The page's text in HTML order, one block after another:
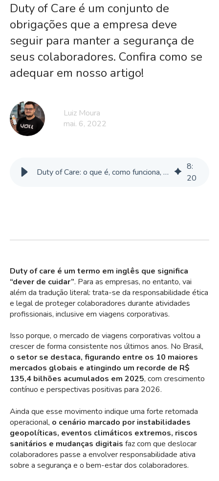
Duty of Care é um conjunto de
obrigações que a empresa deve
seguir para manter a segurança de
seus colaboradores. Confira como se
adequar em nosso artigo!
Luiz Moura
mai. 6, 2022
Duty of Care: o que é, como funciona, importância e exemplos
8:
20
Duty of care é um termo em inglês que significa
“dever de cuidar”. Para as empresas, no entanto, vai
além da tradução literal: trata-se da responsabilidade ética
e legal de proteger colaboradores durante atividades
profissionais, inclusive em viagens corporativas.
Isso porque, o mercado de viagens corporativas voltou a
crescer de forma consistente nos últimos anos. No Brasil,
o setor se destaca, figurando entre os 10 maiores
mercados globais e atingindo um recorde de R$
135,4 bilhões acumulados em 2025, com crescimento
contínuo e perspectivas positivas para 2026.
Ainda que esse movimento indique uma forte retomada
operacional, o cenário marcado por instabilidades
geopolíticas, eventos climáticos extremos, riscos
sanitários e mudanças digitais faz com que deslocar
colaboradores passe a envolver responsabilidade ativa
sobre a segurança e o bem-estar dos colaboradores.